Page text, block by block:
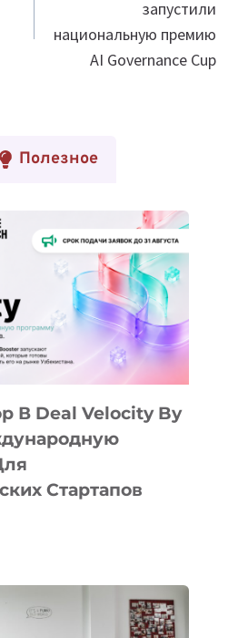
запустили
национальную премию
AI Governance Cup
Полезное
В Deal Velocity By
Стартапов